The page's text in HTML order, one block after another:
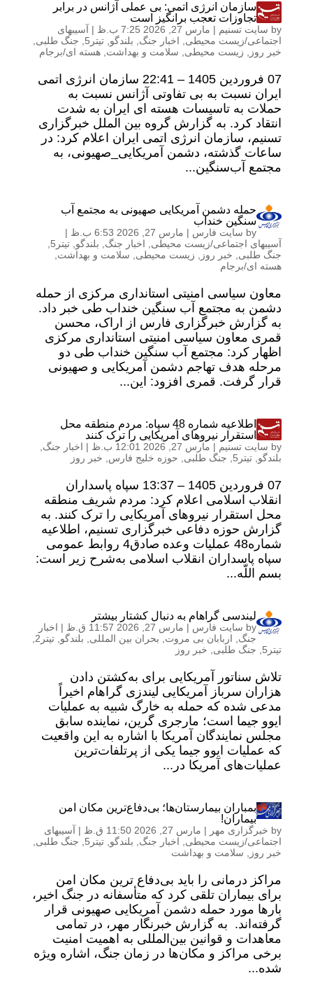
سازمان انرژی اتمی: بی عملی آژانس در برابر
تجاوزات تعجب برانگیز است
by سایت تسنیم | مارس 27, 2026 7:25 ب.ظ | آسیبهای
اجتماعی/زیست محیطی
اخبار جنگ بلندگو تیتر5 جنگ طلبی
خبر روز
زیست محیطی سلامت و بهداشت هسته ای/برجام
07 فروردين 1405 – 22:41 سازمان انرژی اتمی
ایران نسبت به بی تفاوتی آژانس نسبت به
حملات به تاسیسات هسته ای ایران به شدت
انتقاد کرد. به گزارش گروه بین الملل خبرگزاری
تسنیم، سازمان انرژی اتمی ایران اعلام کرد: در
ساعات گذشته، دشمن آمریکایی_صهیونی، به
مجتمع آب‌سنگین...
حمله دشمن آمریکایی صهیونی به مجتمع آب
سنگین خنداب
by سایت فارس | مارس 27, 2026 6:53 ب.ظ
|
آسیبهای اجتماعی/زیست محیطی
اخبار جنگ بلندگو تیتر5
جنگ طلبی
خبر روز زیست محیطی سلامت و بهداشت
هسته ای/برجام
معاون سیاسی امنیتی استانداری مرکزی از حمله
دشمن به مجتمع آب سنگین خنداب طی خبر داد.
به گزارش خبرگزاری فارس از اراک، محسن
قمری معاون سیاسی امنیتی استانداری مرکزی
اظهار کرد: مجتمع آب سنگین خنداب طی دو
مرحله هدف تهاجم دشمن آمریکایی و صهیونی
قرار گرفت. قمری افزود: این...
اطلاعیه شماره 48 سپاه: مردم منطقه محل
استقرار نیروهای آمریکایی را ترک کنند
by سایت تسنیم | مارس 27, 2026 12:01 ب.ظ | اخبار جنگ
بلندگو تیتر5 جنگ طلبی حوزه خلیج فارس خبر روز
07 فروردين 1405 – 13:37 سپاه پاسداران
انقلاب اسلامی اعلام کرد: مردم شریف منطقه
محل استقرار نیروهای آمریکایی را ترک کنند. به
گزارش حوزه دفاعی خبرگزاری تسنیم، اطلاعیه
شماره48 عملیات وعده صادق4 روابط عمومی
سپاه پاسداران انقلاب اسلامی به‌شرح زیر است:
بسم اللّه...
لیندسی گراهام به دنبال کشتار بیشتر
by سایت فارس | مارس 27, 2026 11:57 ق.ظ | اخبار
جنگ
اربابان بی مروت بحران بین المللی بلندگو تیتر2
تیتر5
جنگ طلبی خبر روز
تلاش سناتور آمریکایی برای به‌کشتن دادن
هزاران سرباز آمریکایی لیندزی گراهام اخیراً
مدعی شده که حمله به خارگ شبیه به عملیات
ایوو جیما است؛ مارجری گرین، نماینده سابق
مجلس نمایندگان آمریکا با اشاره به این واقعیت
که عملیات ایوو جیما یکی از پرتلفات‌ترین
عملیات‌های آمریکا در...
بمباران بیمارستان‌ها؛ بی‌دفاع‌ترین مکان امن
بیماران!
by خبرگزاری مهر | مارس 27, 2026 11:50 ق.ظ | آسیبهای
اجتماعی/زیست محیطی
اخبار جنگ بلندگو تیتر5 جنگ طلبی
خبر روز
سلامت و بهداشت
مراکز درمانی را باید بی‌دفاع ترین مکان امن
برای بیماران تلقی کرد که متأسفانه در جنگ اخیر،
بارها مورد حمله دشمن آمریکایی صهیونی قرار
گرفته‌اند. به گزارش خبرنگار مهر، در تمامی
معاهدات و قوانین بین‌المللی به اهمیت امنیت
برخی مراکز و مکان‌ها در زمان جنگ، اشاره ویژه
شده...